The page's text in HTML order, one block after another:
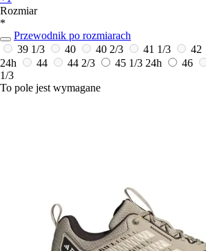
Rozmiar
*
Przewodnik po rozmiarach
39 1/3
40 40 2/3 41 1/3 42
24h
44 44 2/3 45 1/3 24h 46
1/3
To pole jest wymagane